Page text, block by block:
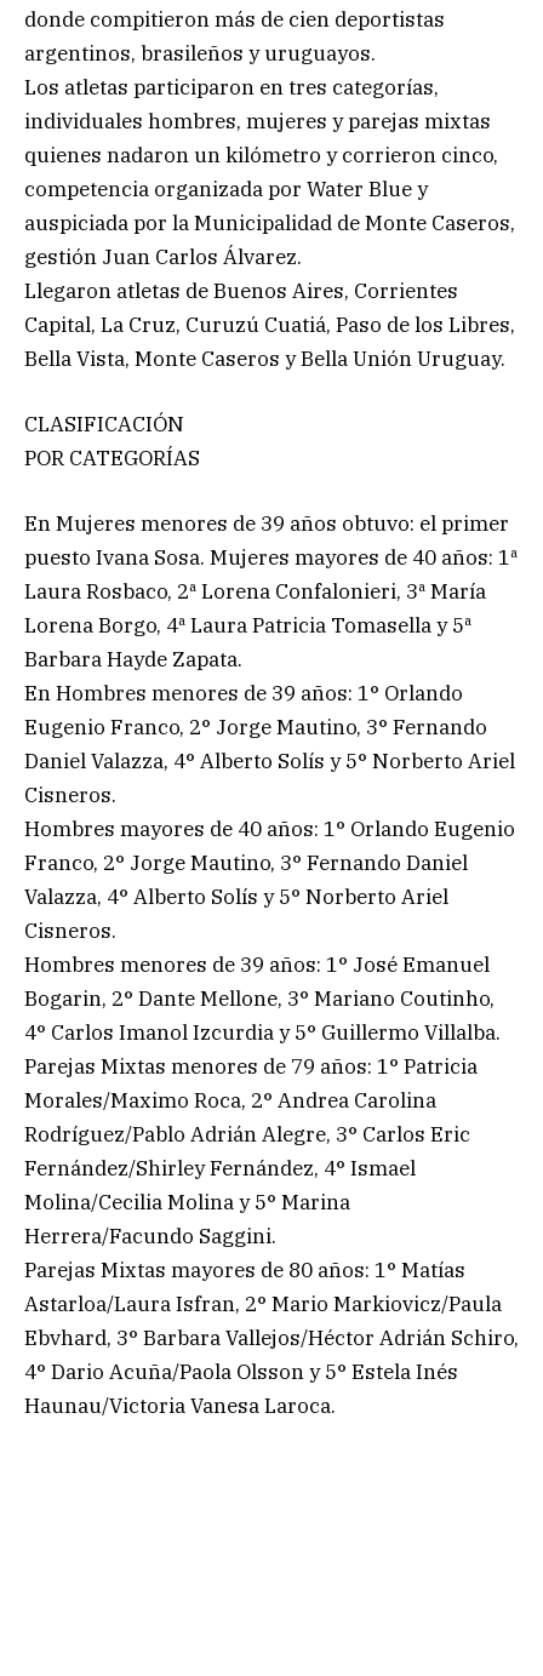
donde compitieron más de cien deportistas
argentinos, brasileños y uruguayos.
Los atletas participaron en tres categorías,
individuales hombres, mujeres y parejas mixtas
quienes nadaron un kilómetro y corrieron cinco,
competencia organizada por Water Blue y
auspiciada por la Municipalidad de Monte Caseros,
gestión Juan Carlos Álvarez.
Llegaron atletas de Buenos Aires, Corrientes
Capital, La Cruz, Curuzú Cuatiá, Paso de los Libres,
Bella Vista, Monte Caseros y Bella Unión Uruguay.
CLASIFICACIÓN
POR CATEGORÍAS
En Mujeres menores de 39 años obtuvo: el primer
puesto Ivana Sosa. Mujeres mayores de 40 años: 1ª
Laura Rosbaco, 2ª Lorena Confalonieri, 3ª María
Lorena Borgo, 4ª Laura Patricia Tomasella y 5ª
Barbara Hayde Zapata.
En Hombres menores de 39 años: 1° Orlando
Eugenio Franco, 2° Jorge Mautino, 3° Fernando
Daniel Valazza, 4° Alberto Solís y 5° Norberto Ariel
Cisneros.
Hombres mayores de 40 años: 1° Orlando Eugenio
Franco, 2° Jorge Mautino, 3° Fernando Daniel
Valazza, 4° Alberto Solís y 5° Norberto Ariel
Cisneros.
Hombres menores de 39 años: 1° José Emanuel
Bogarin, 2° Dante Mellone, 3° Mariano Coutinho,
4° Carlos Imanol Izcurdia y 5° Guillermo Villalba.
Parejas Mixtas menores de 79 años: 1° Patricia
Morales/Maximo Roca, 2° Andrea Carolina
Rodríguez/Pablo Adrián Alegre, 3° Carlos Eric
Fernández/Shirley Fernández, 4° Ismael
Molina/Cecilia Molina y 5° Marina
Herrera/Facundo Saggini.
Parejas Mixtas mayores de 80 años: 1° Matías
Astarloa/Laura Isfran, 2° Mario Markiovicz/Paula
Ebvhard, 3° Barbara Vallejos/Héctor Adrián Schiro,
4° Dario Acuña/Paola Olsson y 5° Estela Inés
Haunau/Victoria Vanesa Laroca.